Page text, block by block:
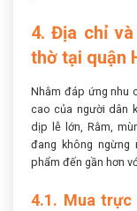
4. Địa chỉ
thờ tại quận
Nhằm đáp ứng nhu
cao của người dân
dịp lễ lớn, Rằm,
đang không ngừng
phẩm đến gần hơn
4.1. Mua